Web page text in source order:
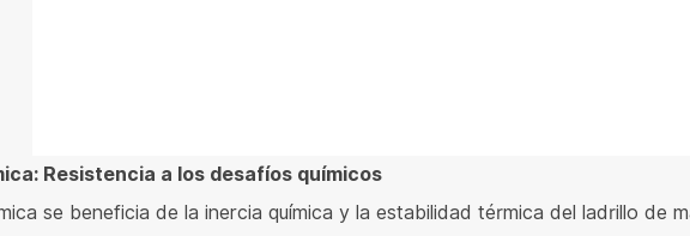
Resistencia a los desafíos químicos
se beneficia de la inercia química y la estabilidad térmica del ladrillo de